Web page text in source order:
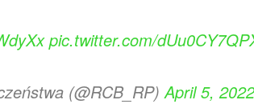
pic.twitter.com/
(@RCB_RP) April 5, 2022